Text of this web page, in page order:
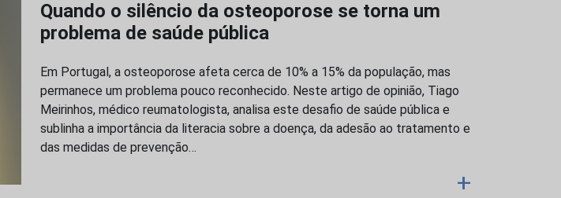
Quando o silêncio da osteoporose se torna um
problema de saúde pública
Em Portugal, a osteoporose afeta cerca de 10% a 15% da população, mas
permanece um problema pouco reconhecido. Neste artigo de opinião, Tiago
Meirinhos, médico reumatologista, analisa este desafio de saúde pública e
sublinha a importância da literacia sobre a doença, da adesão ao tratamento e
das medidas de prevenção…
+